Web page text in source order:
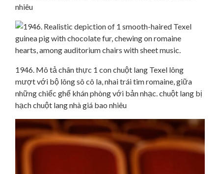
nhiêu
1946. Mô tả chân thực 1 con chuột lang Texel lông
mượt với bộ lông sô cô la, nhai trái tim romaine, giữa
những chiếc ghế khán phòng với bản nhạc. chuột lang bị
hạch chuột lang nhà giá bao nhiêu